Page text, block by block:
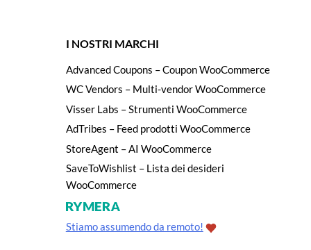
I NOSTRI MARCHI
Advanced Coupons – Coupon WooCommerce
WC Vendors – Multi-vendor WooCommerce
Visser Labs – Strumenti WooCommerce
AdTribes – Feed prodotti WooCommerce
StoreAgent – AI WooCommerce
SaveToWishlist – Lista dei desideri
WooCommerce
Stiamo assumendo da remoto!